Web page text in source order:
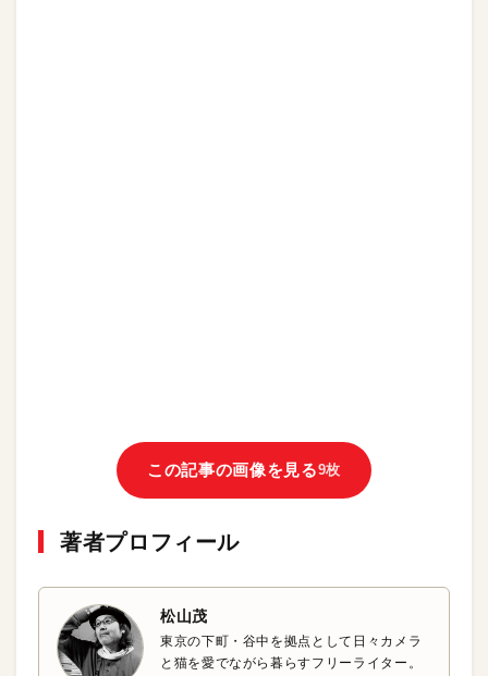
この記事の画像を見る9枚
著者プロフィール
松山茂
東京の下町・谷中を拠点として日々カメラ
と猫を愛でながら暮らすフリーライター。